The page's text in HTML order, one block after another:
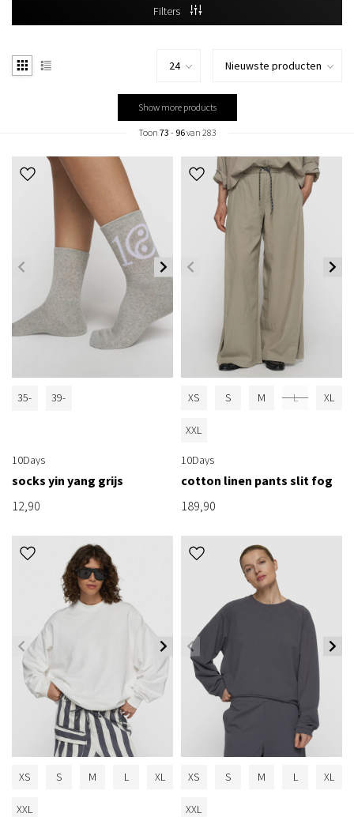
Filters
Show more products
Toon 73 - 96van 283
35-
39-
10Days
socks yin yang grijs
12,90
XS S M L XL
XXL
10Days
cotton linen pants slit fog
189,90
XS S M L XL
XXL
XS S M L XL
XXL